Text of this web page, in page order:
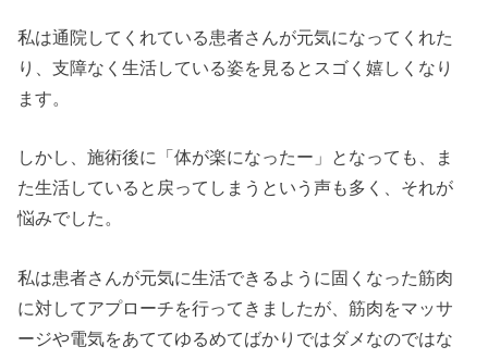
私は通院してくれている患者さんが元気になってくれた
り、支障なく生活している姿を見るとスゴく嬉しくなり
ます。
しかし、施術後に「体が楽になったー」となっても、ま
た生活していると戻ってしまうという声も多く、それが
悩みでした。
私は患者さんが元気に生活できるように固くなった筋肉
に対してアプローチを行ってきましたが、筋肉をマッサ
ージや電気をあててゆるめてばかりではダメなのではな